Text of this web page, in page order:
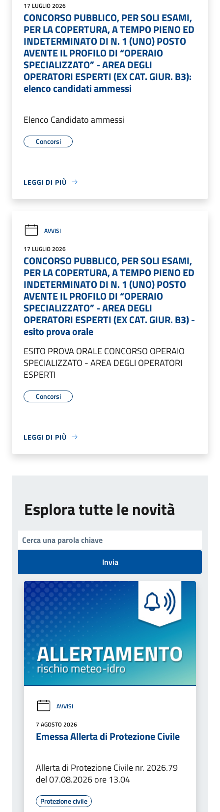
17 LUGLIO 2026
CONCORSO PUBBLICO, PER SOLI ESAMI,
PER LA COPERTURA, A TEMPO PIENO ED
INDETERMINATO DI N. 1 (UNO) POSTO
AVENTE IL PROFILO DI “OPERAIO
SPECIALIZZATO” - AREA DEGLI
OPERATORI ESPERTI (EX CAT. GIUR. B3):
elenco candidati ammessi
Elenco Candidato ammessi
Concorsi
LEGGI DI PIÙ
AVVISI
17 LUGLIO 2026
CONCORSO PUBBLICO, PER SOLI ESAMI,
PER LA COPERTURA, A TEMPO PIENO ED
INDETERMINATO DI N. 1 (UNO) POSTO
AVENTE IL PROFILO DI “OPERAIO
SPECIALIZZATO” - AREA DEGLI
OPERATORI ESPERTI (EX CAT. GIUR. B3) -
esito prova orale
ESITO PROVA ORALE CONCORSO OPERAIO
SPECIALIZZATO - AREA DEGLI OPERATORI
ESPERTI
Concorsi
LEGGI DI PIÙ
Esplora tutte le novità
Invia
AVVISI
7 AGOSTO 2026
Emessa Allerta di Protezione Civile
Allerta di Protezione Civile nr. 2026.79
del 07.08.2026 ore 13.04
Protezione civile